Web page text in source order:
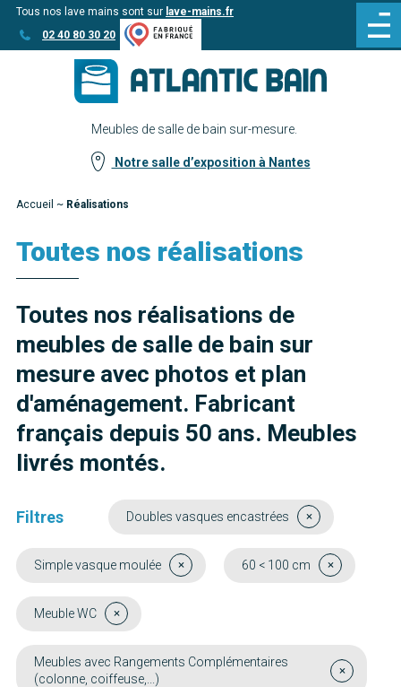
Aller
au
Aller au
contenu
Tous nos lave mains sont sur lave-mains.fr
02 40 80 30 20
Meubles de salle de bain sur-mesure.
Notre salle d’exposition à Nantes
Accueil ~ Réalisations
Toutes nos réalisations
Toutes nos réalisations de
meubles de salle de bain sur
mesure avec photos et plan
d'aménagement. Fabricant
français depuis 50 ans. Meubles
livrés montés.
Filtres Doubles vasques encastrées
Simple vasque moulée 60 < 100 cm
Meuble WC
Meubles avec Rangements Complémentaires
(colonne, coiffeuse,...)